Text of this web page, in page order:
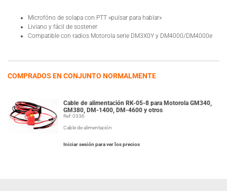
Microfóno de solapa con PTT «pulsar para hablar»
Liviano y fácil de sostener
Compatible con radios Motorola serie DM3X0Y y DM4000/DM4000e
COMPRADOS EN CONJUNTO NORMALMENTE
Cable de alimentación RK-05-8 para Motorola GM340,
GM380, DM-1400, DM-4600 y otros
Ref: 0336
Cable de alimentación
Iniciar sesión para ver los precios